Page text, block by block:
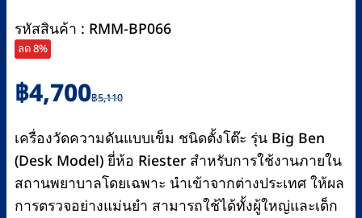
รหัสสินค้า : RMM-BP066
ลด 8%
฿5,110
Original
price
was:
฿5,110.
฿4,700
Current
price
is:
฿4,700.
เครื่องวัดความดันแบบเข็ม ชนิดตั้งโต๊ะ รุ่น Big Ben
(Desk Model) ยี่ห้อ Riester สำหรับการใช้งานภายใน
สถานพยาบาลโดยเฉพาะ นำเข้าจากต่างประเทศ ให้ผล
การตรวจอย่างแม่นยำ สามารถใช้ได้ทั้งผู้ใหญ่และเด็ก